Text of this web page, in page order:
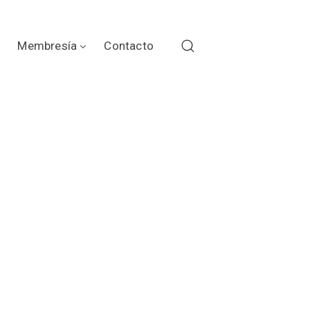
Membresía Contacto